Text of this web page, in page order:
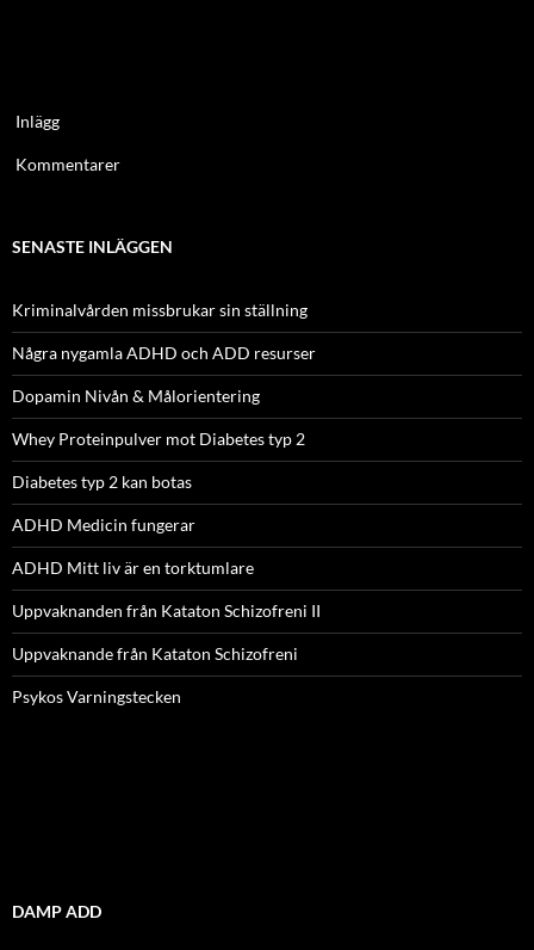
Inlägg
Kommentarer
SENASTE INLÄGGEN
Kriminalvården missbrukar sin ställning
Några nygamla ADHD och ADD resurser
Dopamin Nivån & Målorientering
Whey Proteinpulver mot Diabetes typ 2
Diabetes typ 2 kan botas
ADHD Medicin fungerar
ADHD Mitt liv är en torktumlare
Uppvaknanden från Kataton Schizofreni II
Uppvaknande från Kataton Schizofreni
Psykos Varningstecken
DAMP ADD